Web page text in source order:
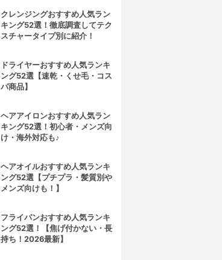
クレンジングおすすめ人気ラン
キング52選！徹底調査してテク
スチャータイプ別に紹介！
ドライヤーおすすめ人気ランキ
ング52選【速乾・くせ毛・コス
パ商品】
ヘアアイロンおすすめ人気ラン
キング52選！初心者・メンズ向
け・海外対応も♪
ヘアオイルおすすめ人気ランキ
ング52選【プチプラ・髪質別や
メンズ向けも！】
フライパンおすすめ人気ランキ
ング52選！【焦げ付かない・長
持ち！2026最新】